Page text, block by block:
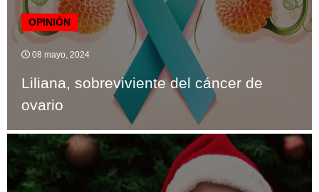
OPINIÓN
08 mayo, 2024
Liliana, sobreviviente del cáncer de
ovario